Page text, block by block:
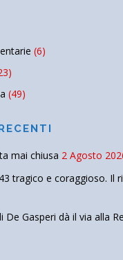
(6)
(49)
mai chiusa 2 Agosto
tragico e coraggioso. Il
De Gasperi dà il via alla